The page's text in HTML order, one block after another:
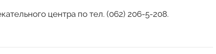
центра по тел. (062) 206-5-208.